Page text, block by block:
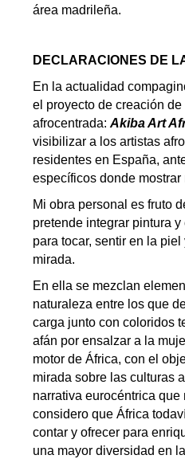
área madrileña.
DECLARACIONES DE
En la actualidad
el proyecto de creación
afrocentrada:Akiba Art
visibilizar a los artistas
residentes en España,
específicos donde mostrar
Mi obra personal es fruto
pretende integrar pintura
para tocar, sentir en la
mirada.
En ella se mezclan
naturaleza entre los que
carga junto con coloridos
afán por ensalzar a la
motor de África, con el
mirada sobre las culturas
narrativa eurocéntrica que
considero que África
contar y ofrecer para
una mayor diversidad en